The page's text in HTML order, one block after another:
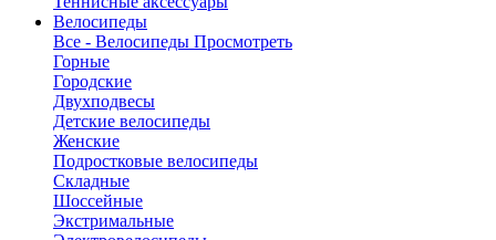
Велосипеды
Все - Велосипеды Просмотреть
Горные
Городские
Двухподвесы
Детские велосипеды
Женские
Подростковые велосипеды
Складные
Шоссейные
Экстримальные